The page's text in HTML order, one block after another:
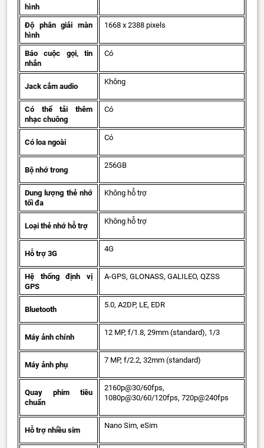
hình
Độ phân giải màn
hình
1668 x 2388 pixels
Báo cuộc gọi, tin
nhắn
Có
Jack cắm audio
Không
Có thể tải thêm
nhạc chuông
Có
Có loa ngoài
Có
Bộ nhớ trong
256GB
Dung lượng thẻ nhớ
tối đa
Không hỗ trợ
Loại thẻ nhớ hỗ trợ
Không hỗ trợ
Hỗ trợ 3G
4G
Hệ thống định vị
GPS
A-GPS, GLONASS, GALILEO, QZSS
Bluetooth
5.0, A2DP, LE, EDR
Máy ảnh chính
12 MP, f/1.8, 29mm (standard), 1/3
Máy ảnh phụ
7 MP, f/2.2, 32mm (standard)
Quay phim tiêu
chuẩn
2160p@30/60fps,
1080p@30/60/120fps, 720p@240fps
Hỗ trợ nhiều sim
Nano Sim, eSim